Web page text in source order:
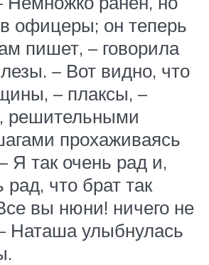
офицеры; он теперь
пишет, – говорила
– Вот видно, что
– плаксы, –
решительными
прохаживаясь
Я так очень рад и,
рад, что брат так
вы нюни! ничего не
Наташа улыбнулась